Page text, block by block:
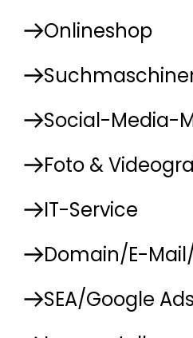
Onlineshop
Social-Media-
Foto &
IT-Service
Domain/E-
SEA/Google Ads